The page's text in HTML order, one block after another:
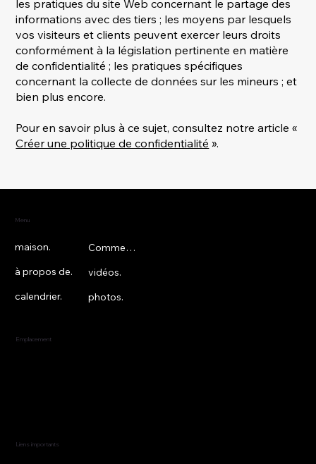
les pratiques du site Web concernant le partage des
informations avec des tiers ; les moyens par lesquels
vos visiteurs et clients peuvent exercer leurs droits
conformément à la législation pertinente en matière
de confidentialité ; les pratiques spécifiques
concernant la collecte de données sur les mineurs ; et
bien plus encore.
Pour en savoir plus à ce sujet, consultez notre article «
Créer une politique de confidentialité ».
Menu
maison.
à propos de.
calendrier.
Commentaires.
vidéos.
photos.
Emplacement
Liens importants